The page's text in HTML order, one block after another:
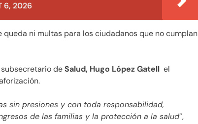
6, 2026
ni multas para los ciudadanos que no cumplan
deSalud, Hugo López Gatell el
sin presiones y con toda responsabilidad,
de las familias y la protección a la salud”,